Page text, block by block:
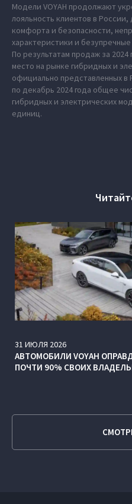
Модели VOYAH продолжают
лояльность клиентов в
комфорта и безопасности,
характеристики и
По результатам продаж за 2024
место на рынке гибридных и
официально представленных в
по декабрь 2024 года общее
гибридных и электрических
единиц.
31 ИЮЛЯ 2026
АВТОМОБИЛИ VOYAH
ПОЧТИ 90% СВОИХ